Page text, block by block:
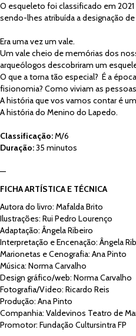
O esqueleto foi classificado em
sendo-lhes atribuída a designação
Era uma vez um vale.
Um vale cheio de memórias dos
arqueólogos descobriram um
O que a torna tão especial? É a
fisionomia? Como viviam as
A história que vos vamos contar é
A história do Menino do Lapedo.
Classificação:M/6
Duração:35 minutos
—
FICHA ARTÍSTICA E TÉCNICA
Autora do livro: Mafalda Brito
Ilustrações: Rui Pedro Lourenço
Adaptação: Ângela Ribeiro
Interpretação e Encenação: Ângela
Marionetas e Cenografia: Ana Pinto
Música: Norma Carvalho
Design gráfico/web: Norma Carvalho
Fotografia/Video: Ricardo Reis
Produção: Ana Pinto
Companhia: Valdevinos Teatro de
Promotor: Fundação Cultursintra FP